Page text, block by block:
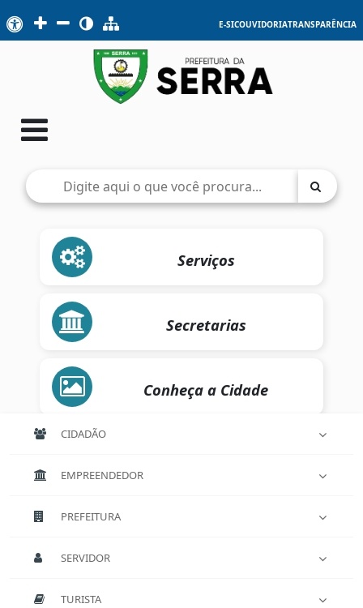
E-SICOUVIDORIATRANSPARÊNCIA
Serviços
Secretarias
Conheça a Cidade
CIDADÃO
EMPREENDEDOR
PREFEITURA
SERVIDOR
TURISTA